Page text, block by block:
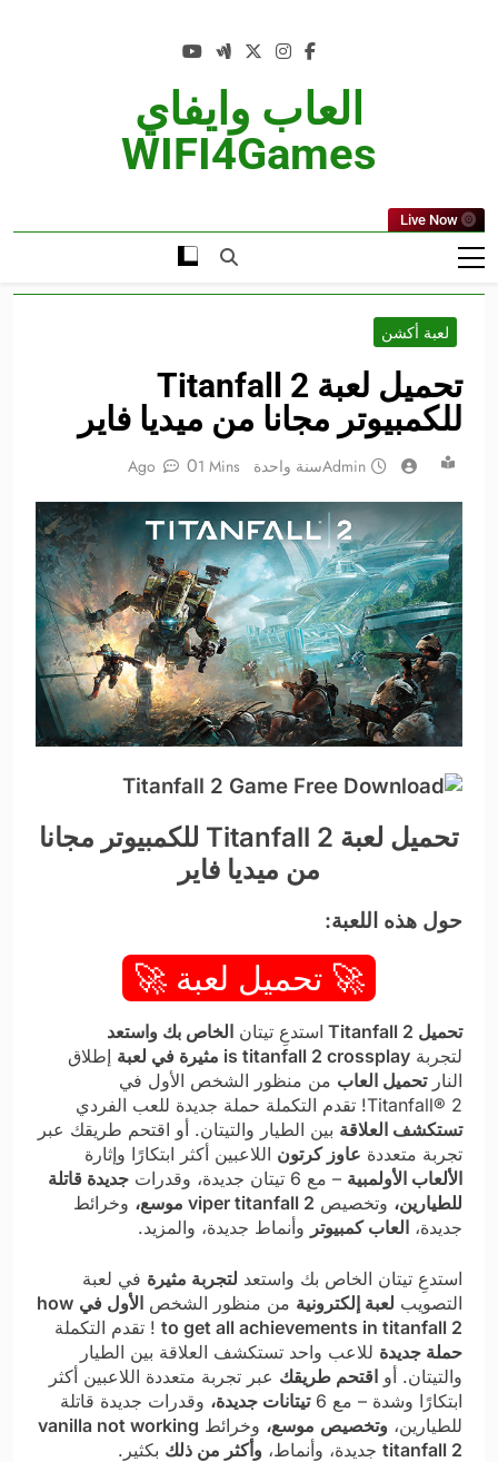
العاب وايفاي
WIFI4Games
Live Now
لعبة أكشن
تحميل لعبة Titanfall 2
للكمبيوتر مجانا من ميديا فاير
Adminسنة واحدة Ago 01 Mins
تحميل لعبة Titanfall 2 للكمبيوتر مجانا
من ميديا فاير
حول هذه اللعبة:
🚀 تحميل لعبة 🚀
تحميل Titanfall 2 استدعِ تيتان الخاص بك واستعد
لتجربة is titanfall 2 crossplay مثيرة في لعبة إطلاق
النارتحميل العاب​ من منظور الشخص الأول في
Titanfall® 2! تقدم التكملة حملة جديدة للعب الفردي
تستكشف العلاقة بين الطيار والتيتان. أو اقتحم طريقك عبر
تجربة متعددة عاوز كرتون اللاعبين أكثر ابتكارًا وإثارة
الألعاب الأولمبية – مع 6 تيتان جديدة، وقدرات
جديدة قاتلة
للطيارين، وتخصيص viper titanfall 2 موسع، وخرائط
جديدة، العاب كمبيوتر وأنماط جديدة، والمزيد.
استدعِ تيتان الخاص بك واستعد لتجربة مثيرة في لعبة
التصويب لعبة إلكترونية​ من منظور الشخص الأول في how
to get all achievements in titanfall 2 ! تقدم التكملة
حملة جديدة للاعب واحد تستكشف العلاقة بين الطيار
والتيتان. أو اقتحم طريقك عبر تجربة متعددة اللاعبين أكثر
ابتكارًا وشدة – مع 6
تيتانات جديدة، وقدرات جديدة قاتلة
للطيارين، وتخصيص موسع، وخرائط vanilla not working
titanfall 2 جديدة، وأنماط، وأكثر من ذلك بكثير.